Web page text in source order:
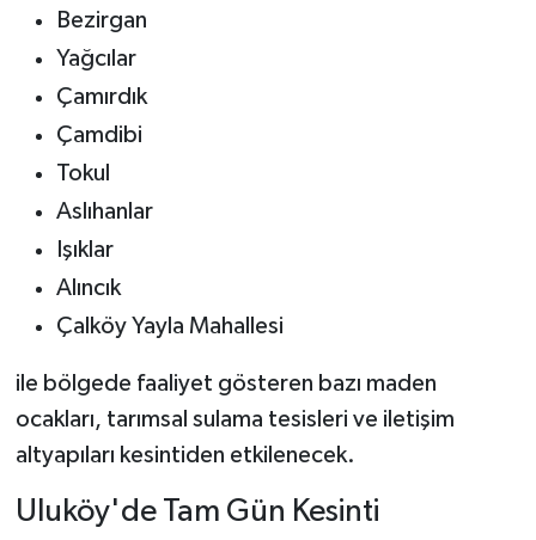
Bezirgan
Yağcılar
Çamırdık
Çamdibi
Tokul
Aslıhanlar
Işıklar
Alıncık
Çalköy Yayla Mahallesi
ile bölgede faaliyet gösteren bazı maden
ocakları, tarımsal sulama tesisleri ve iletişim
altyapıları kesintiden etkilenecek.
Uluköy'de Tam Gün Kesinti